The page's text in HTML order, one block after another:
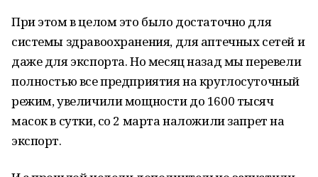
При этом в целом это было достаточно для
системы здравоохранения, для аптечных сетей и
даже для экспорта. Но месяц назад мы перевели
полностью все предприятия на круглосуточный
режим, увеличили мощности до 1600 тысяч
масок в сутки, со 2 марта наложили запрет на
экспорт.